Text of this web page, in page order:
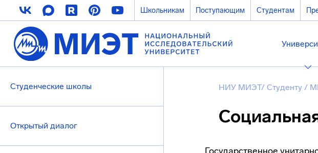
Школьникам Поступающим Студентам
Студенческие школы
Открытый диалог
НИУ МИЭТ/ Студенту /